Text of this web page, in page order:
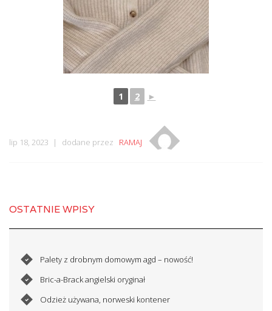
1 2 ►
lip 18, 2023 dodane przez RAMAJ
OSTATNIE WPISY
Palety z drobnym domowym agd – nowość!
Bric-a-Brack angielski oryginał
Odzież używana, norweski kontener